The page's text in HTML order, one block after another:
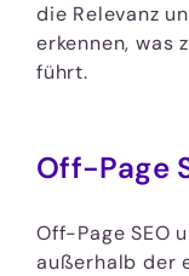
die Relevanz
erkennen, was
führt.
Off-Page
Off-Page SEO
außerhalb der